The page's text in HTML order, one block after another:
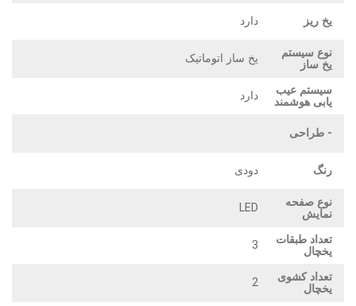
یخ ریز دارد
نوع سیستم
یخ ساز
یخ ساز اتوماتیک
سیستم عیب
یابی هوشمند
دارد
- طراحی
رنگ دودی
نوع صفحه
نمایش
LED
تعداد طبقات
یخچال
3
تعداد کشوی
یخچال
2